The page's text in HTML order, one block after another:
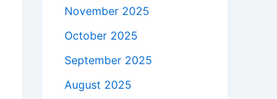
November 2025
October 2025
September 2025
August 2025